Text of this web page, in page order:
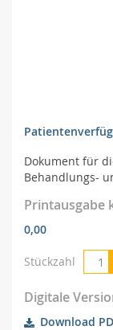
Dokument für
Behandlungs-
Printausgabe
0,00
Stückzahl
Digitale
Download